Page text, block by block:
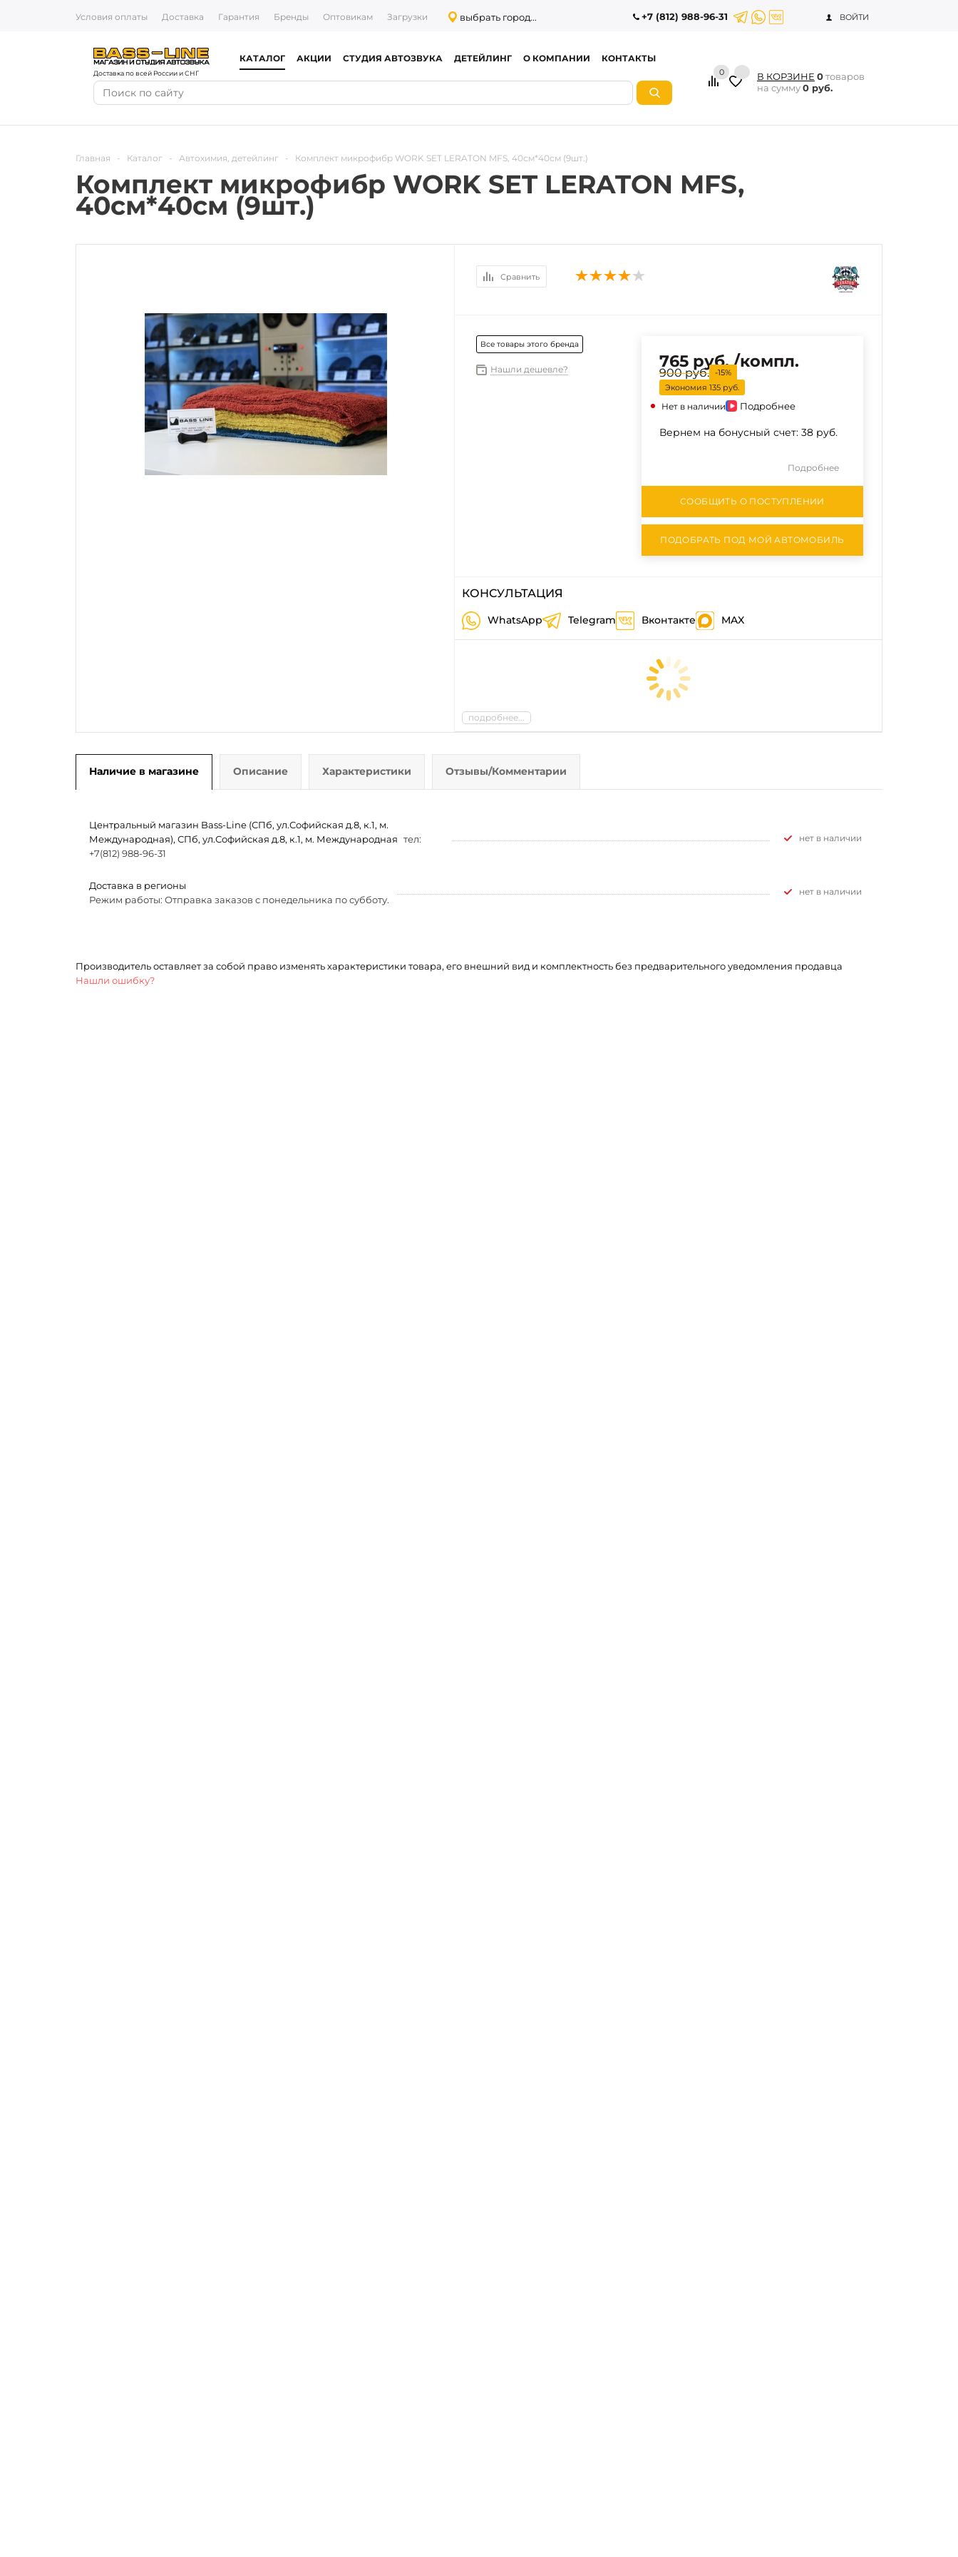
Условия оплаты Доставка Гарантия Бренды Оптовикам Загрузки выбрать город... +7 (812) 988-96-31 ВОЙТИ
Доставка по всей России и СНГ
КАТАЛОГ АКЦИИ СТУДИЯ АВТОЗВУКА ДЕТЕЙЛИНГ О КОМПАНИИ КОНТАКТЫ
0 В КОРЗИНЕ 0товаров
на сумму0 руб.
Главная - Каталог - Автохимия, детейлинг - Комплект микрофибр WORK SET LERATON MFS, 40см*40см (9шт.)
Комплект микрофибр WORK SET LERATON MFS,
40см*40см (9шт.)
Сравнить
Все товары этого бренда
Нашли дешевле? 900 руб. -15%
765 руб. /компл.
900 руб. -15%
Экономия 135 руб.
Нет в наличии Подробнее
Вернем на бонусный счет: 38 руб.
Подробнее
СООБЩИТЬ О ПОСТУПЛЕНИИ
ПОДОБРАТЬ ПОД МОЙ АВТОМОБИЛЬ
КОНСУЛЬТАЦИЯ
WhatsApp Telegram Вконтакте MAX
подробнее...
Наличие в магазине Описание Характеристики Отзывы/Комментарии
Центральный магазин Bass-Line (СПб, ул.Софийская д.8, к.1, м.
Международная), СПб, ул.Софийская д.8, к.1, м. Международная тел:
+7(812) 988-96-31
Нет в наличии
Доставка в регионы
Режим работы: Отправка заказов с понедельника по субботу.
Нет в наличии
Производитель оставляет за собой право изменять характеристики товара, его внешний вид и комплектность без предварительного уведомления продавца
Нашли ошибку?